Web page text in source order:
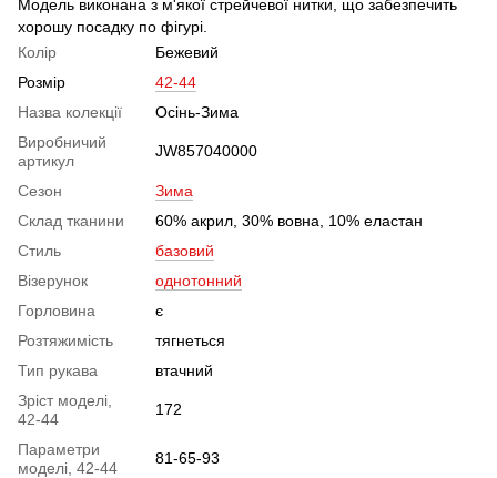
Модель виконана з м'якої стрейчевої нитки, що забезпечить
хорошу посадку по фігурі.
Колір
Бежевий
Розмір
42-44
Назва колекції
Осінь-Зима
Виробничий
артикул
JW857040000
Сезон
Зима
Склад тканини
60% акрил, 30% вовна, 10% еластан
Стиль
базовий
Візерунок
однотонний
Горловина
є
Розтяжимість
тягнеться
Тип рукава
втачний
Зріст моделі,
42-44
172
Параметри
моделі, 42-44
81-65-93